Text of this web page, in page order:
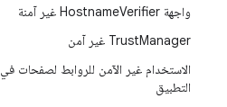
واجهة Hostname Verifier غير آمنة
TrustManager غير آمن
الاستخدام غير الآمن للروابط لصفحات في
التطبيق